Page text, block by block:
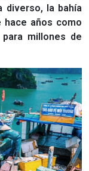
diverso, la bahía
hace años como
millones de